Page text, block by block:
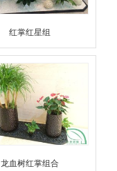
红掌红星组
龙血树红掌组合